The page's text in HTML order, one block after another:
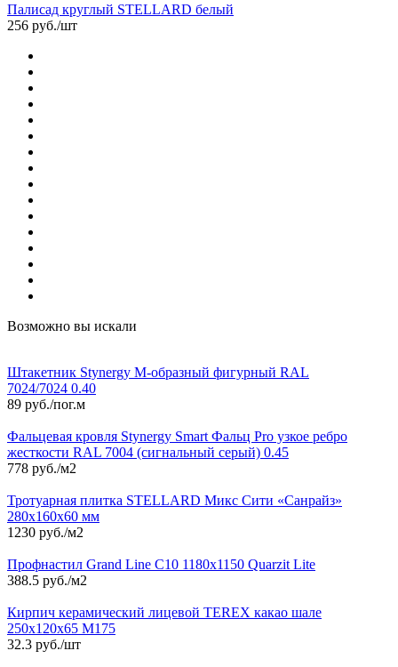
Палисад круглый STELLARD белый
256 руб./шт
Возможно вы искали
Штакетник Stynergy М-образный фигурный RAL
7024/7024 0.40
89 руб./пог.м
Фальцевая кровля Stynergy Smart Фальц Pro узкое ребро
жесткости RAL 7004 (сигнальный серый) 0.45
778 руб./м2
Тротуарная плитка STELLARD Микс Сити «Санрайз»
280х160х60 мм
1230 руб./м2
Профнастил Grand Line С10 1180х1150 Quarzit Lite
388.5 руб./м2
Кирпич керамический лицевой TEREX какао шале
250х120х65 М175
32.3 руб./шт